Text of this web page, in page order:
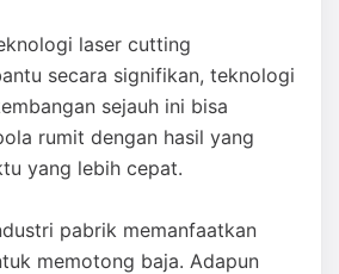
laser cutting
secara signifikan, teknologi
sejauh ini bisa
rumit dengan hasil yang
yang lebih cepat.
pabrik memanfaatkan
memotong baja. Adapun